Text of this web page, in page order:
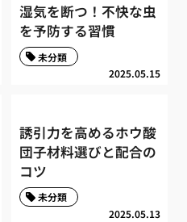
湿気を断つ！不快な虫
を予防する習慣
2025.05.15
未分類
誘引力を高めるホウ酸
団子材料選びと配合の
コツ
2025.05.13
未分類